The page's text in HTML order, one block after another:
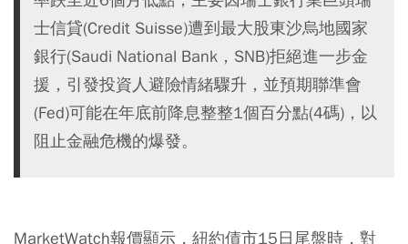
士信貸(Credit Suisse)遭到最大股東沙烏地國家
銀行(Saudi National Bank，SNB)拒絕進一步金
援，引發投資人避險情緒驟升，並預期聯準會
(Fed)可能在年底前降息整整1個百分點(4碼)，以
阻止金融危機的爆發。
MarketWatch報價顯示，紐約債市15日尾盤時，對